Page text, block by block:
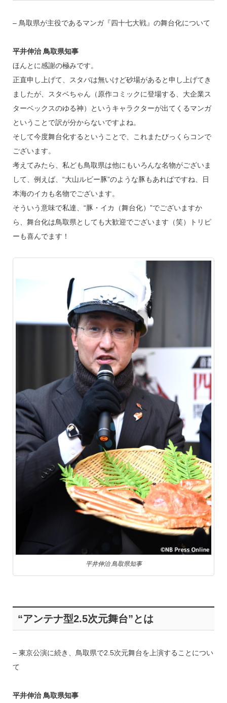
– 鳥取県が主役であるマンガ『四十七大戦』の舞台化について
平井伸治 鳥取県知事
ほんとに感謝の極みです。
正直申し上げて、スタバは無いけど砂場があると申し上げてき
ましたが、スタベちゃん（原作コミックに登場する、大企業ス
ターベックスのゆる神）というキャラクターが出てくるマンガ
ということで訳が分からないですよね。
そして今度舞台化するということで、これまたびっくらコンで
ございます。
考えてみたら、私ども鳥取県は他にもいろんな名物がございま
して、例えば、“大山ルビー豚”のような豚もあればですね、日
本海のイカも名物でございます。
そういう意味で私達、“豚・イカ（舞台化）”でございますか
ら、舞台化は鳥取県としても大歓迎でございます（笑）トリピ
ーも喜んでます！
平井伸治 鳥取県知事
“アンテナ型2.5次元舞台”とは
– 東京公演に続き、鳥取県で2.5次元舞台を上演することについ
て
平井伸治 鳥取県知事